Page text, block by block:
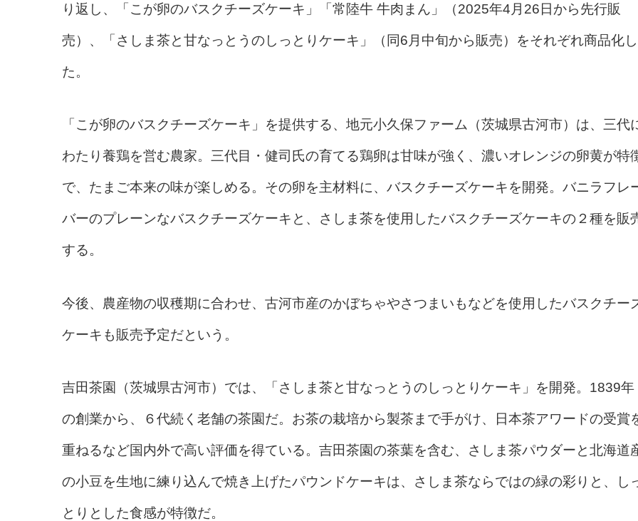
り返し、「こが卵のバスクチーズケーキ」「常陸牛 牛肉まん」（2025年4月26日から先行販
売）、「さしま茶と甘なっとうのしっとりケーキ」（同6月中旬から販売）をそれぞれ商品化し
た。
「こが卵のバスクチーズケーキ」を提供する、地元小久保ファーム（茨城県古河市）は、三代
わたり養鶏を営む農家。三代目・健司氏の育てる鶏卵は甘味が強く、濃いオレンジの卵黄が特
で、たまご本来の味が楽しめる。その卵を主材料に、バスクチーズケーキを開発。バニラフレ
バーのプレーンなバスクチーズケーキと、さしま茶を使用したバスクチーズケーキの２種を販
する。
今後、農産物の収穫期に合わせ、古河市産のかぼちゃやさつまいもなどを使用したバスクチー
ケーキも販売予定だという。
吉田茶園（茨城県古河市）では、「さしま茶と甘なっとうのしっとりケーキ」を開発。1839年
の創業から、６代続く老舗の茶園だ。お茶の栽培から製茶まで手がけ、日本茶アワードの受賞
重ねるなど国内外で高い評価を得ている。吉田茶園の茶葉を含む、さしま茶パウダーと北海道
の小豆を生地に練り込んで焼き上げたパウンドケーキは、さしま茶ならではの緑の彩りと、し
とりとした食感が特徴だ。